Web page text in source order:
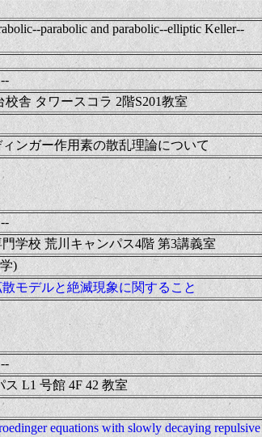
parabolic and parabolic--elliptic Keller--
舎 タワースコラ 2階S201教室
ンガー作用素の散乱理論について
学校 荒川キャンパス4階 第3講義室
)
モデルと絶滅現象に関すること
L1 号館 4F 42 教室
equations with slowly decaying repulsive